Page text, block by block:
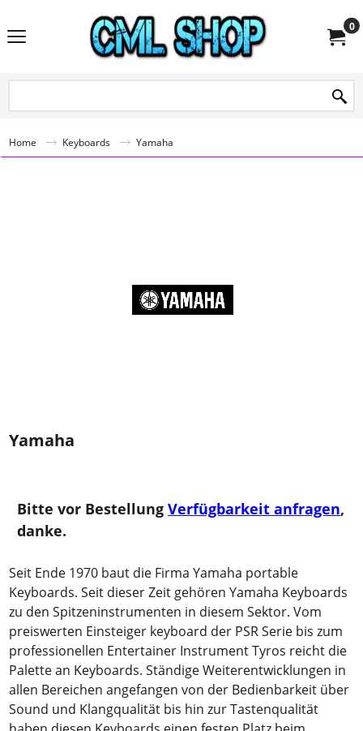
0
Home Keyboards Yamaha
Yamaha
Bitte vor Bestellung Verfügbarkeit anfragen,
danke.
Seit Ende 1970 baut die Firma Yamaha portable
Keyboards. Seit dieser Zeit gehören Yamaha Keyboards
zu den Spitzeninstrumenten in diesem Sektor. Vom
preiswerten Einsteiger keyboard der PSR Serie bis zum
professionellen Entertainer Instrument Tyros reicht die
Palette an Keyboards. Ständige Weiterentwicklungen in
allen Bereichen angefangen von der Bedienbarkeit über
Sound und Klangqualität bis hin zur Tastenqualität